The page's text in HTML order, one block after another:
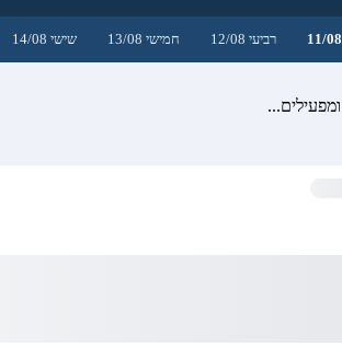
רביעי 12/08 חמישי 13/08 שישי 14/08